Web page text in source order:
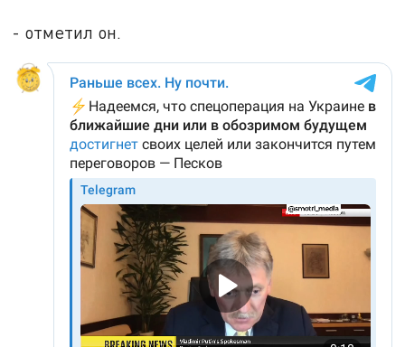
- отметил он.